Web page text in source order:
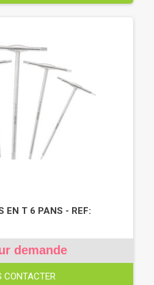
EN T 6 PANS - REF:
demande
CONTACTER